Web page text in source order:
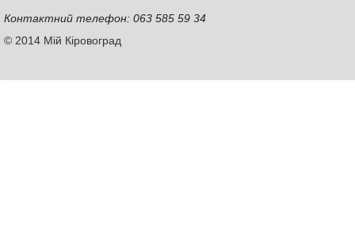
Контактний телефон: 063 585 59 34
© 2014 Мій Кіровоград